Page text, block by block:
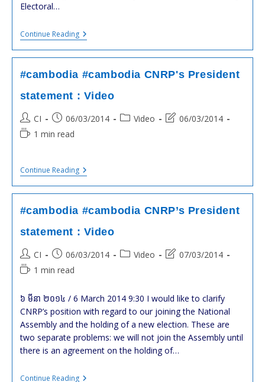
Electoral…
Continue Reading#cambodia
#cambodge
:
IN
KOH
KONG,
SIHANOUKVILLE
#cambodia #cambodia CNRP's President
statement : Video
Post
author:
CI
Post
published:
06/03/2014
PostVideo
Post06/03/2014
Reading1 min read
Continue Reading#cambodia
#cambodia
CNRP's
Statement
Video
#cambodia #cambodia CNRP’s President
statement : Video
Post
author:
CI
Post
published:
06/03/2014
PostVideo
Post07/03/2014
Reading1 min read
៦ មីនា ២០១៤ / 6 March 2014 9:30 I would like to clarify
CNRP’s position with regard to our joining the National
Assembly and the holding of a new election. These are
two separate problems: we will not join the Assembly until
there is an agreement on the holding of…
Continue Reading#cambodia